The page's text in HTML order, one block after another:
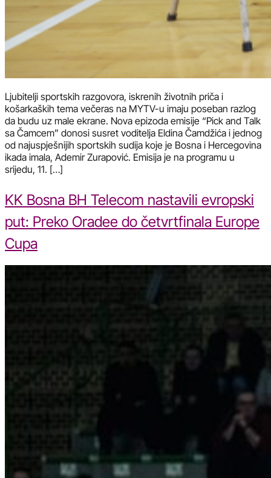
Ljubitelji sportskih razgovora, iskrenih životnih priča i
košarkaških tema večeras na MYTV-u imaju poseban razlog
da budu uz male ekrane. Nova epizoda emisije “Pick and Talk
sa Čamcem” donosi susret voditelja Eldina Čamdžića i jednog
od najuspješnijih sportskih sudija koje je Bosna i Hercegovina
ikada imala, Ademir Zurapović. Emisija je na programu u
srijedu, 11. […]
KK Bosna BH Telecom nastavili evropski
put: Preko Oradee do četvrtfinala Europe
Cupa